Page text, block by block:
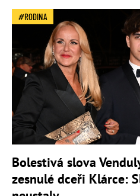
RODINA
Bolestivá slova
zesnulé dceři Klárce: